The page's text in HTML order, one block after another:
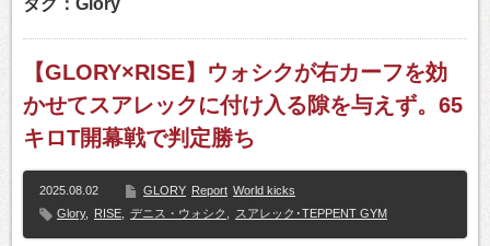
【GLORY×RISE】ウォシクが右カーフを効
かせてスアレックに付け入る隙を与えず。65
キロT開幕戦で判定勝ち
2025.08.02 GLORY Report World kicks
Glory, RISE デニス・ウォシク スアレック･TEPPENT GYM